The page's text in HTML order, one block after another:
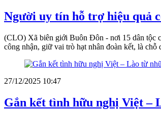
Người uy tín hỗ trợ hiệu quả
(CLO) Xã biên giới Buôn Đôn - nơi 15 dân tộc
công nhận, giữ vai trò hạt nhân đoàn kết, là
27/12/2025 10:47
Gắn kết tình hữu nghị Việt –